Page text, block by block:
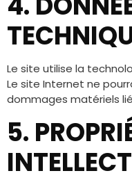
Le site utilise la
Le site Internet ne
dommages matériels
5.